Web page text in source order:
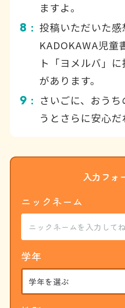
ますよ。
8 ： 投稿いただいた感
KADOKAWA児童
ト「ヨメルバ」
があります。
9 ：
さいごに、おう
うとさらに安心だ
入力フォ
ニックネーム
学年